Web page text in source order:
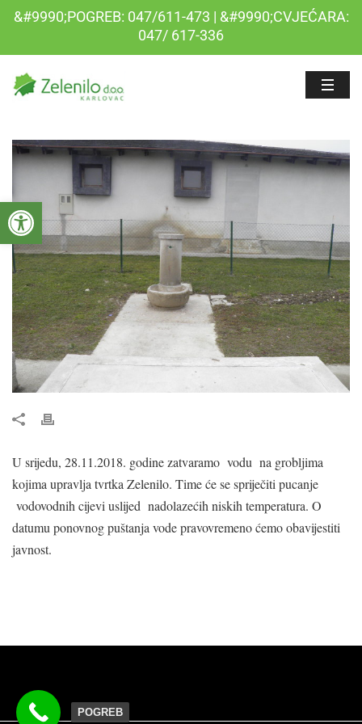
Open toolbar
&#9990;POGREB: 047/611-473 | &#9990;CVJEĆARA:
047/ 617-336
U srijedu, 28.11.2018. godine zatvaramo vodu na grobljima
kojima upravlja tvrtka Zelenilo. Time će se spriječiti pucanje
vodovodnih cijevi uslijed nadolazećih niskih temperatura. O
datumu ponovnog puštanja vode pravovremeno ćemo obavijestiti
javnost.
POGREB